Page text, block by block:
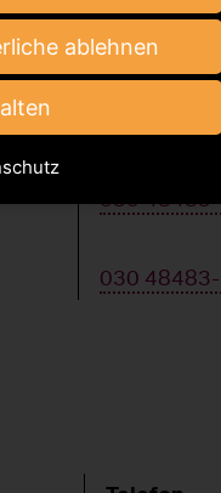
Telefon
030
030
ablehnen